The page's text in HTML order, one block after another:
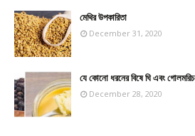
মেথির উপকারিতা
December 31, 2020
যে কোনো ধরনের বিষে ঘি এবং গোলমরিচ
December 28, 2020